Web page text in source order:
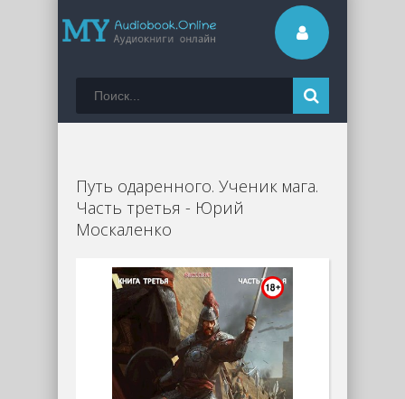
Путь одаренного. Ученик мага.
Часть третья - Юрий
Москаленко